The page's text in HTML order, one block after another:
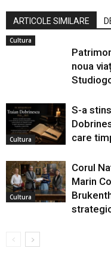
ARTICOLE SIMILARE
Cultura
noua
Cultura
S-a
care
Cultura
Corul
Marin